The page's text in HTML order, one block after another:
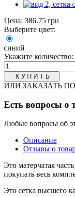
Цена: 386.75 грн
Выберите цвет:
синий
Укажите количество:
ИЛИ ЗАКАЗАТЬ
Есть вопросы о
Любые вопросы об
Описание
Отзывы о
Это матерчатая
покупать весь
Это сетка высшего